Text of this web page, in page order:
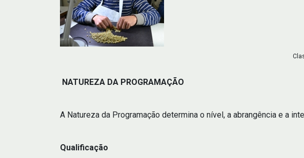
NATUREZA DA PROGRAMAÇÃO
A Natureza da Programação determina o nível, a abrangência e a
Qualificação